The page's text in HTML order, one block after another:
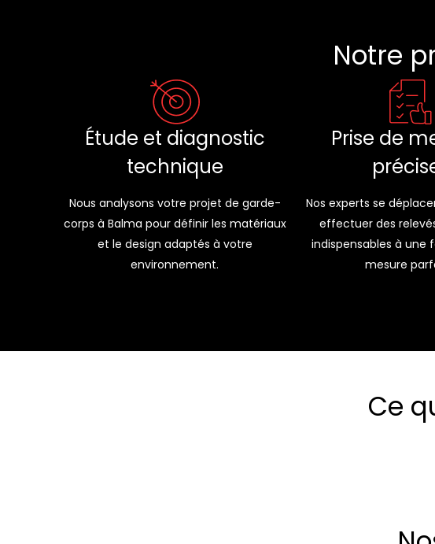
Notre
Étude et diagnostic
technique
Nous analysons votre projet de garde-
corps à Balma pour définir les matériaux
et le design adaptés à votre
environnement.
Prise de
Nos experts se
effectuer des
indispensables à une
mesure
Ce